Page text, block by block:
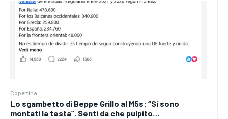
Copertina
Lo sgambetto di Beppe Grillo al M5s: “Si sono
montati la testa”. Senti da che pulpito…